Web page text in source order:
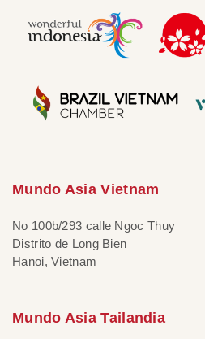
Mundo Asia Vietnam
No 100b/293 calle Ngoc Thuy
Distrito de Long Bien
Hanoi, Vietnam
Mundo Asia Tailandia